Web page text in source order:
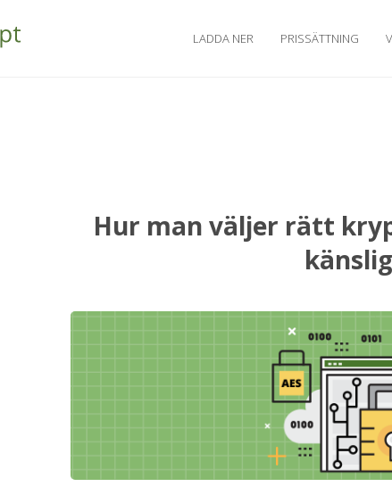
LADDA NER PRISSÄTTNING
Hur man väljer rätt